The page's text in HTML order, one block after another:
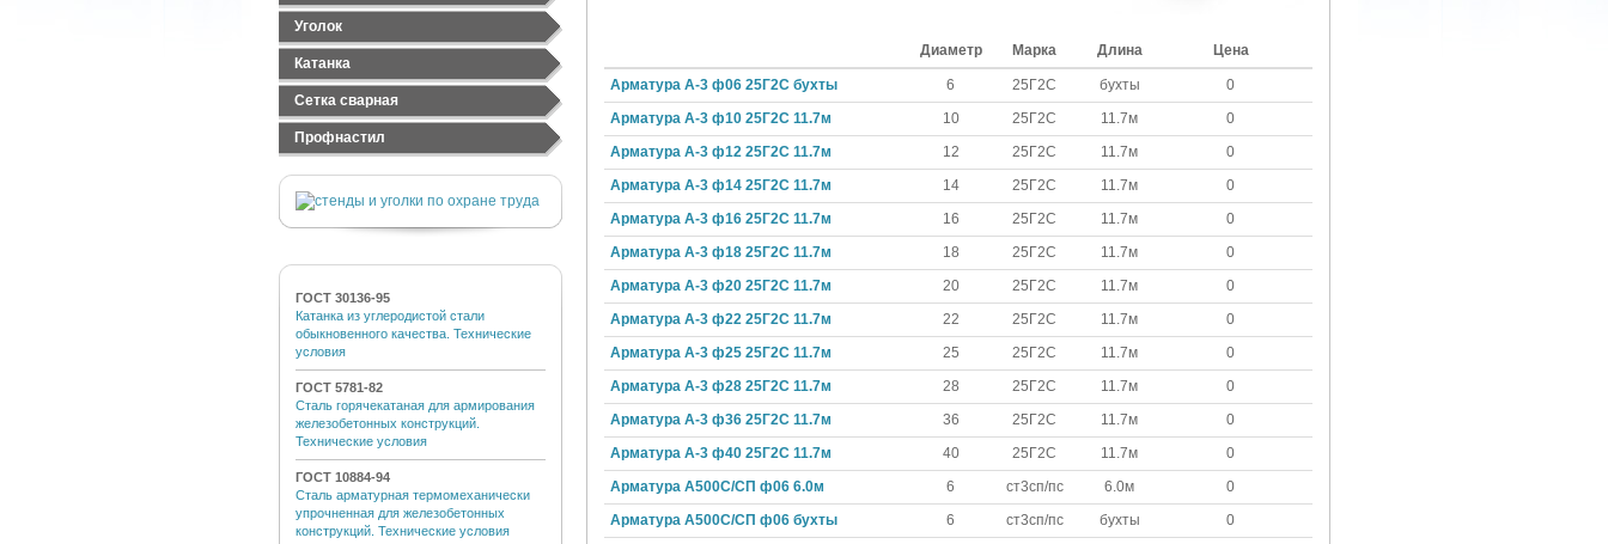
Лист рифленый
Труба электросварная
Труба ВГП
Швеллер стальной
Швеллер гнутый
Уголок
Уголок равнополочный
Уголок неравнополочный
Катанка
Сетка сварная
Сетка стальная тканная
Сетка стальная сварная
Сетка сварная оцинкованная
Профнастил
Профнастил оцинкованный
ГОСТ 30136-95
Катанка из углеродистой стали
обыкновенного качества. Технические
условия
ГОСТ 5781-82
Сталь горячекатаная для армирования
железобетонных конструкций.
Технические условия
ГОСТ 10884-94
Сталь арматурная термомеханически
упрочненная для железобетонных
конструкций. Технические условия
Диаметр Марка Длина Цена
Арматура А-3 ф06 25Г2С бухты 6 25Г2С бухты
0
Арматура А-3 ф10 25Г2С 11.7м
10 25Г2С 11.7м
0
Арматура А-3 ф12 25Г2С 11.7м
12 25Г2С 11.7м
0
Арматура А-3 ф14 25Г2С 11.7м
14 25Г2С 11.7м
0
Арматура А-3 ф16 25Г2С 11.7м
16 25Г2С 11.7м
0
Арматура А-3 ф18 25Г2С 11.7м
18 25Г2С 11.7м
0
Арматура А-3 ф20 25Г2С 11.7м
20 25Г2С 11.7м
0
Арматура А-3 ф22 25Г2С 11.7м
22 25Г2С 11.7м
0
Арматура А-3 ф25 25Г2С 11.7м
25 25Г2С 11.7м
0
Арматура А-3 ф28 25Г2С 11.7м
28 25Г2С 11.7м
0
Арматура А-3 ф36 25Г2С 11.7м
36 25Г2С 11.7м
0
Арматура А-3 ф40 25Г2С 11.7м
40 25Г2С 11.7м
0
Арматура А500С/СП ф06 6.0м
6 ст3сп/пс 6.0м
0
Арматура А500С/СП ф06 бухты
6 ст3сп/пс бухты
0